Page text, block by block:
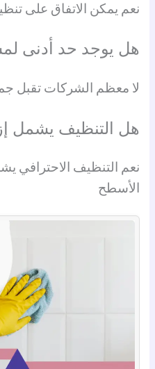
نعم يمكن الاتفاق على
هل يوجد حد أدنى
لا معظم الشركات تقبل
هل التنظيف يشمل
نعم التنظيف الاحترافي
الأسطح